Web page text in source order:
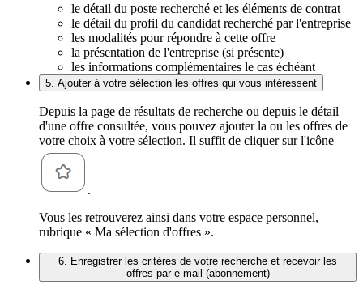
le détail du poste recherché et les éléments de contrat
le détail du profil du candidat recherché par l'entreprise
les modalités pour répondre à cette offre
la présentation de l'entreprise (si présente)
les informations complémentaires le cas échéant
5. Ajouter à votre sélection les offres qui vous intéressent
Depuis la page de résultats de recherche ou depuis le détail
d'une offre consultée, vous pouvez ajouter la ou les offres de
votre choix à votre sélection. Il suffit de cliquer sur l'icône
.
Vous les retrouverez ainsi dans votre espace personnel,
rubrique « Ma sélection d'offres ».
6. Enregistrer les critères de votre recherche et recevoir les
offres par e-mail (abonnement)